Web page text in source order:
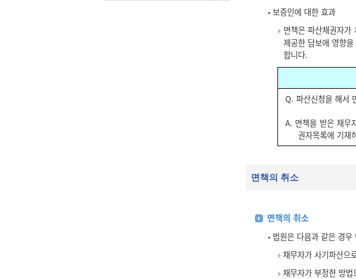
보증인에 대한 효과
면책은 파산채권자
제공한 담보에 영향
합니다.
Q. 파산신청을 해서
A. 면책을 받은 채무
권자목록에 기재
면책의 취소
면책의 취소
법원은 다음과 같은 경
채무자가 사기파산으
채무자가 부정한 방